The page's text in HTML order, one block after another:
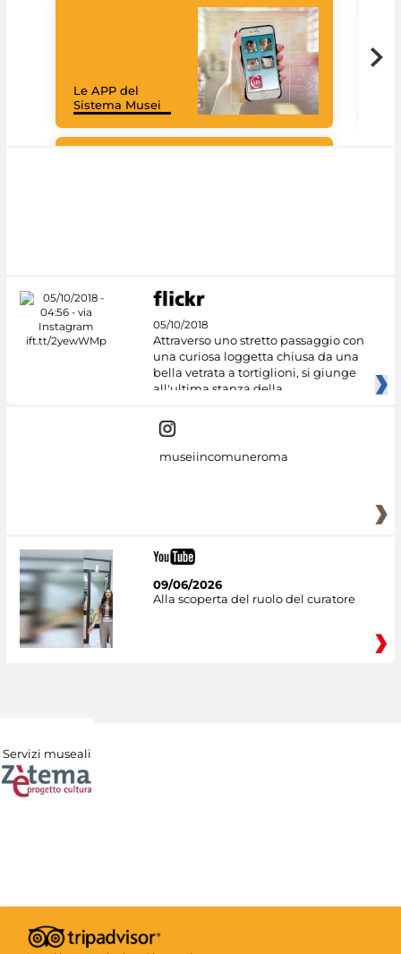
Le APP del
Sistema Musei
05/10/2018
Attraverso uno stretto passaggio con
una curiosa loggetta chiusa da una
bella vetrata a tortiglioni, si giunge
all'ultima stanza della
museiincomuneroma
09/06/2026
Alla scoperta del ruolo del curatore
Servizi museali